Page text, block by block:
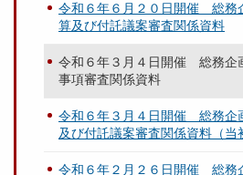
令和６年６月２０日開催 総
算及び付託議案審査関係資料
令和６年３月４日開催 総務
事項審査関係資料
令和６年３月４日開催 総務
及び付託議案審査関係資料（当
令和６年２月２６日開催 総